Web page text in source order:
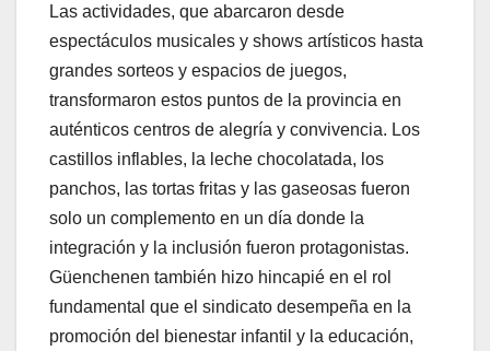
Las actividades, que abarcaron desde
espectáculos musicales y shows artísticos hasta
grandes sorteos y espacios de juegos,
transformaron estos puntos de la provincia en
auténticos centros de alegría y convivencia. Los
castillos inflables, la leche chocolatada, los
panchos, las tortas fritas y las gaseosas fueron
solo un complemento en un día donde la
integración y la inclusión fueron protagonistas.
Güenchenen también hizo hincapié en el rol
fundamental que el sindicato desempeña en la
promoción del bienestar infantil y la educación,